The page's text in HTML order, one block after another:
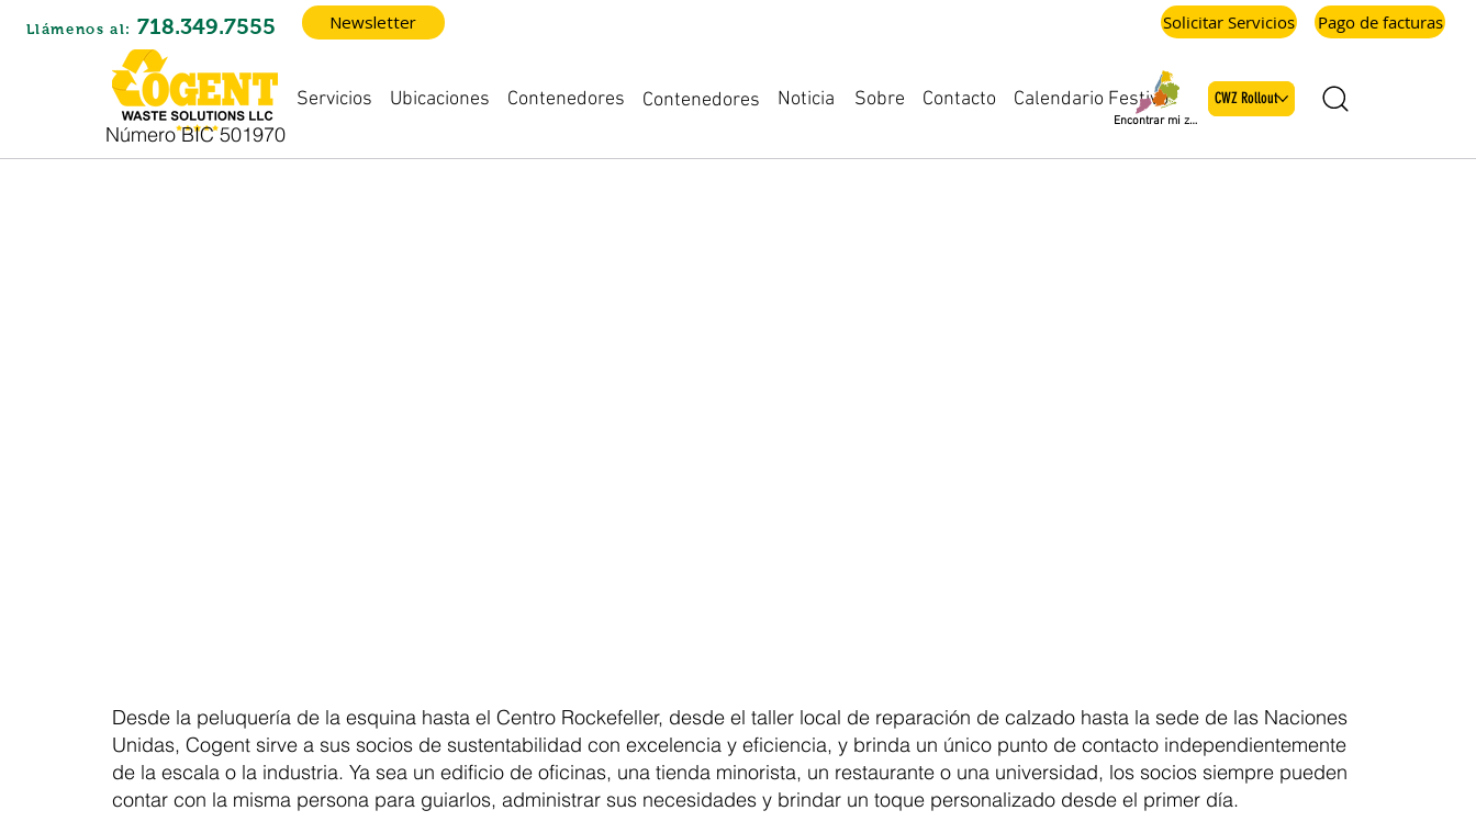
Pago de facturas
Solicitar Servicios
Llámenos al: 718.349.7555 Newsletter
Número BIC 501970
Servicios Noticia Sobre
Contenedores
Contenedores
Ubicaciones Calendario Festivo
Contacto
Encontrar mi zona
CWZ Rollout
Desde la peluquería de la esquina hasta el Centro Rockefeller, desde el taller local de reparación de calzado hasta la sede de las Naciones
Unidas, Cogent sirve a sus socios de sustentabilidad con excelencia y eficiencia, y brinda un único punto de contacto independientemente
de la escala o la industria. Ya sea un edificio de oficinas, una tienda minorista, un restaurante o una universidad, los socios siempre pueden
contar con la misma persona para guiarlos, administrar sus necesidades y brindar un toque personalizado desde el primer día.